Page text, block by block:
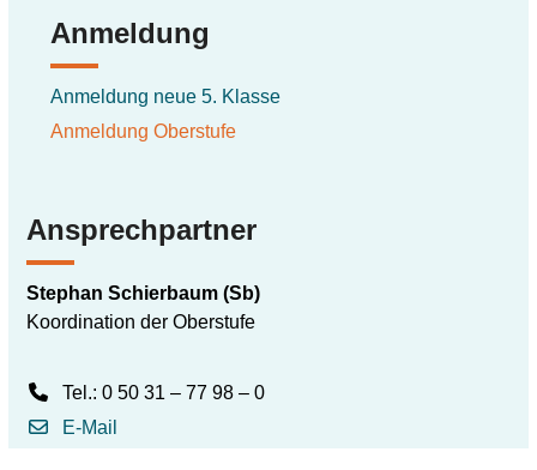
Anmeldung
Anmeldung neue 5. Klasse
Anmeldung Oberstufe
Ansprechpartner
Stephan Schierbaum (Sb)
Koordination der Oberstufe
Tel.: 0 50 31 – 77 98 – 0
E-Mail